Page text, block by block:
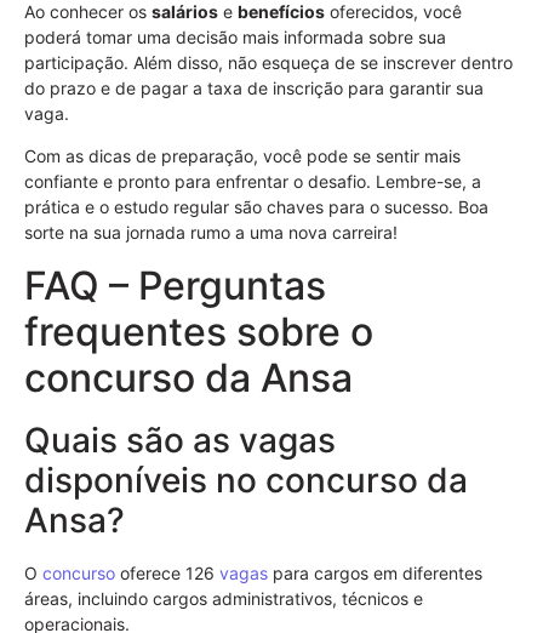
Ao conhecer os salários e benefícios oferecidos, você
poderá tomar uma decisão mais informada sobre sua
participação. Além disso, não esqueça de se inscrever dentro
do prazo e de pagar a taxa de inscrição para garantir sua
vaga.
Com as dicas de preparação, você pode se sentir mais
confiante e pronto para enfrentar o desafio. Lembre-se, a
prática e o estudo regular são chaves para o sucesso. Boa
sorte na sua jornada rumo a uma nova carreira!
FAQ – Perguntas
frequentes sobre o
concurso da Ansa
Quais são as vagas
disponíveis no concurso da
Ansa?
O concurso oferece 126 vagas para cargos em diferentes
áreas, incluindo cargos administrativos, técnicos e
operacionais.